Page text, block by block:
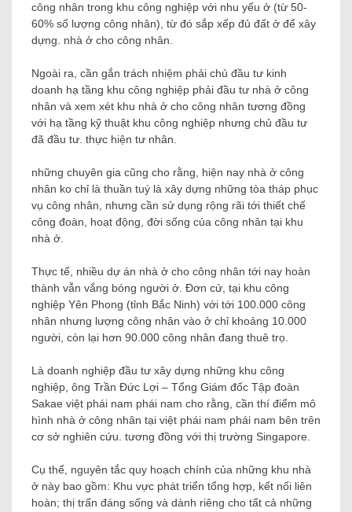
công nhân trong khu công nghiệp với nhu yếu ở (từ 50-
60% số lượng công nhân), từ đó sắp xếp đủ đất ở để xây
dựng. nhà ở cho công nhân.
Ngoài ra, cần gắn trách nhiệm phải chủ đầu tư kinh
doanh hạ tầng khu công nghiệp phải đầu tư nhà ở công
nhân và xem xét khu nhà ở cho công nhân tương đồng
với hạ tầng kỹ thuật khu công nghiệp nhưng chủ đầu tư
đã đầu tư. thực hiện tư nhân.
những chuyên gia cũng cho rằng, hiện nay nhà ở công
nhân ko chỉ là thuần tuý là xây dựng những tòa tháp phục
vụ công nhân, nhưng cần sử dụng rộng rãi tới thiết chế
công đoàn, hoạt động, đời sống của công nhân tại khu
nhà ở.
Thực tế, nhiều dự án nhà ở cho công nhân tới nay hoàn
thành vẫn vắng bóng người ở. Đơn cử, tại khu công
nghiệp Yên Phong (tỉnh Bắc Ninh) với tới 100.000 công
nhân nhưng lượng công nhân vào ở chỉ khoảng 10.000
người, còn lại hơn 90.000 công nhân đang thuê trọ.
Là doanh nghiệp đầu tư xây dựng những khu công
nghiệp, ông Trần Đức Lợi – Tổng Giám đốc Tập đoàn
Sakae việt phái nam phái nam cho rằng, cần thí điểm mô
hình nhà ở công nhân tại việt phái nam phái nam bên trên
cơ sở nghiên cứu. tương đồng với thị trường Singapore.
Cụ thể, nguyên tắc quy hoạch chính của những khu nhà
ở này bao gồm: Khu vực phát triển tổng hợp, kết nối liên
hoàn; thị trấn đáng sống và dành riêng cho tất cả những